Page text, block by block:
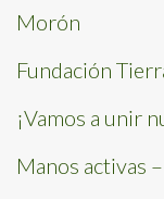
Morón
Fundación
¡Vamos a unir
Manos activas